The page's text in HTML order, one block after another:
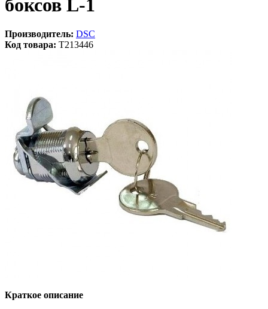
боксов L-1
Производитель: DSC
Код товара: T213446
Краткое описание